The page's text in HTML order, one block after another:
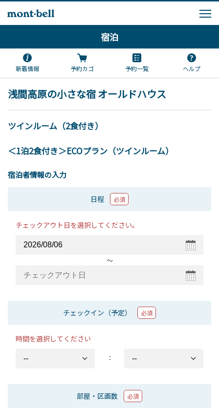
宿泊
新着情報 予約カゴ 予約一覧 ヘルプ
浅間高原の小さな宿 オールドハウス
ツインルーム（2食付き）
＜1泊2食付き＞ECOプラン（ツインルーム）
宿泊者情報の入力
日程 必須
チェックアウト日を選択してください。
〜
チェックイン（予定） 必須
時間を選択してください
：
部屋・区画数 必須